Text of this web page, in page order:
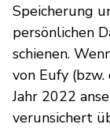
Speicherung
persönlichen
schienen.
von Eufy
Jahr 2022
verunsichert